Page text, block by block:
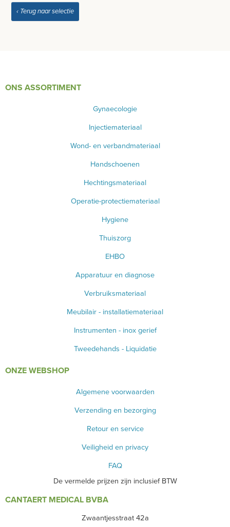
‹ Terug naar selectie
ONS ASSORTIMENT
Gynaecologie
Injectiemateriaal
Wond- en verbandmateriaal
Handschoenen
Hechtingsmateriaal
Operatie-protectiemateriaal
Hygiene
Thuiszorg
EHBO
Apparatuur en diagnose
Verbruiksmateriaal
Meubilair - installatiemateriaal
Instrumenten - inox gerief
Tweedehands - Liquidatie
ONZE WEBSHOP
Algemene voorwaarden
Verzending en bezorging
Retour en service
Veiligheid en privacy
FAQ
De vermelde prijzen zijn inclusief BTW
CANTAERT MEDICAL BVBA
Zwaantjesstraat 42a